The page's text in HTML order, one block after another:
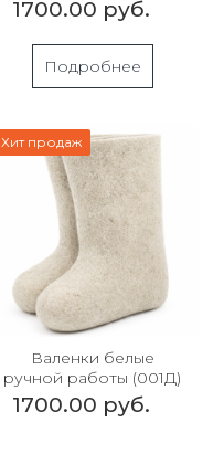
1700.00 руб.
Подробнее
Хит продаж
Валенки белые
ручной работы (001Д)
1700.00 руб.